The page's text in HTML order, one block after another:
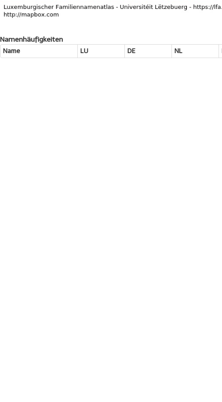
Namenhäufigkeiten
Name LU DE NL